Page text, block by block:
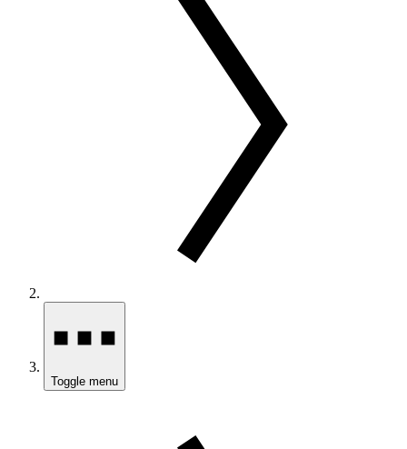
Toggle menu